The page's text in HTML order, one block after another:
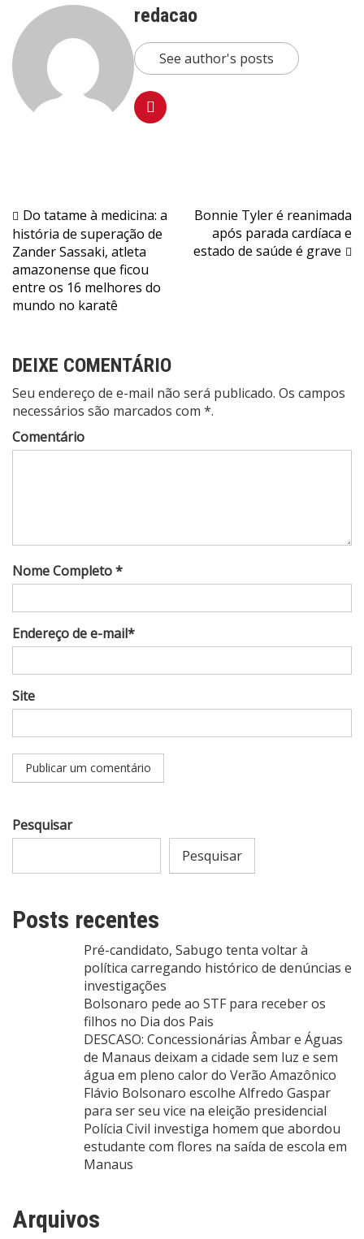
redacao
See author's posts
Navegação
de
Post
Do tatame à medicina: a
história de superação de
Zander Sassaki, atleta
amazonense que ficou
entre os 16 melhores do
mundo no karatê
Bonnie Tyler é reanimada
após parada cardíaca e
estado de saúde é grave
DEIXE COMENTÁRIO
Seu endereço de e-mail não será publicado. Os campos
necessários são marcados com *.
Comentário
Nome Completo *
Endereço de e-mail*
Site
Pesquisar
Pesquisar
Posts recentes
Pré-candidato, Sabugo tenta voltar à
política carregando histórico de denúncias e
investigações
Bolsonaro pede ao STF para receber os
filhos no Dia dos Pais
DESCASO: Concessionárias Âmbar e Águas
de Manaus deixam a cidade sem luz e sem
água em pleno calor do Verão Amazônico
Flávio Bolsonaro escolhe Alfredo Gaspar
para ser seu vice na eleição presidencial
Polícia Civil investiga homem que abordou
estudante com flores na saída de escola em
Manaus
Arquivos